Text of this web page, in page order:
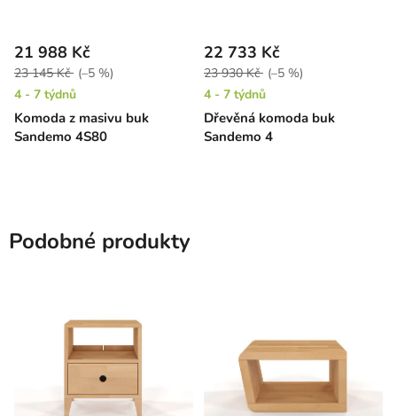
Komoda z masivu buk
Sandemo 4S80
21 988 Kč
23 145 Kč (–5 %)
4 - 7 týdnů
Dřevěná komoda buk
Sandemo 4
22 733 Kč
23 930 Kč (–5 %)
4 - 7 týdnů
Podobné produkty